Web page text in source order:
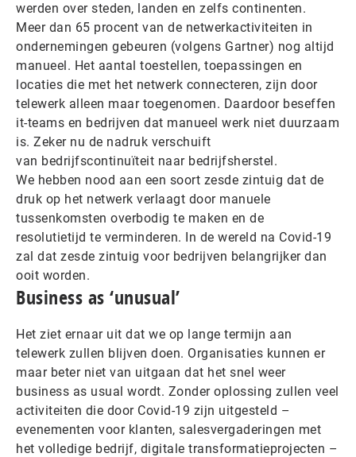
werden over steden, landen en zelfs continenten.
Meer dan 65 procent van de netwerkactiviteiten in
ondernemingen gebeuren (volgens Gartner) nog altijd
manueel. Het aantal toestellen, toepassingen en
locaties die met het netwerk connecteren, zijn door
telewerk alleen maar toegenomen. Daardoor beseffen
it-teams en bedrijven dat manueel werk niet duurzaam
is. Zeker nu de nadruk verschuift
van bedrijfscontinuïteit naar bedrijfsherstel.
We hebben nood aan een soort zesde zintuig dat de
druk op het netwerk verlaagt door manuele
tussenkomsten overbodig te maken en de
resolutietijd te verminderen. In de wereld na Covid-19
zal dat zesde zintuig voor bedrijven belangrijker dan
ooit worden.
Business as ‘unusual’
Het ziet ernaar uit dat we op lange termijn aan
telewerk zullen blijven doen. Organisaties kunnen er
maar beter niet van uitgaan dat het snel weer
business as usual wordt. Zonder oplossing zullen veel
activiteiten die door Covid-19 zijn uitgesteld –
evenementen voor klanten, salesvergaderingen met
het volledige bedrijf, digitale transformatieprojecten –